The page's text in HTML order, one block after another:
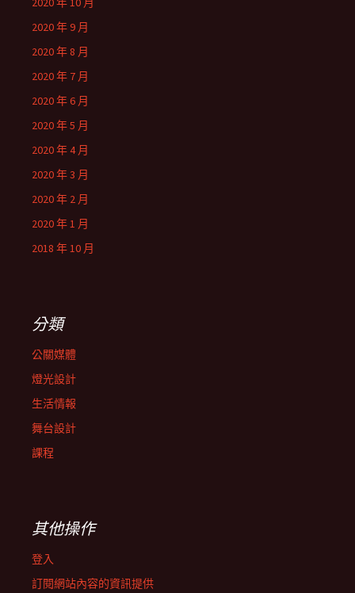
2020 年 9 月
2020 年 8 月
2020 年 7 月
2020 年 6 月
2020 年 5 月
2020 年 4 月
2020 年 3 月
2020 年 2 月
2020 年 1 月
2018 年 10 月
分類
公關媒體
燈光設計
生活情報
舞台設計
課程
其他操作
登入
訂閱網站內容的資訊提供